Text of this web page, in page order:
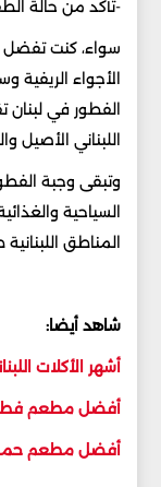
-تأكد من حالة
سواء، كنت تفضل
الأجواء
الفطور في لبنان
اللبناني الأصيل
وتبقى وجبة
السياحية
المناطق
شاهد أيضا:
أشهر الأكلات
أفضل مطعم
أفضل مطعم